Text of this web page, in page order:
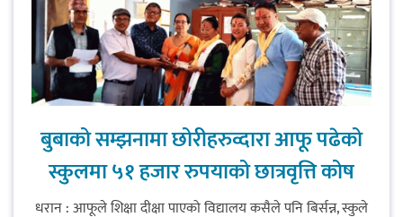
प्रदेश अधिकार विहीन भएकोले सरकार
फेरबदल गर्न दलहरूलाई अस्थिरताको
खेल सजिलो : पूर्व प्रदेश प्रमुख तुम्बाहाङ
सङ्खुवासभामा सिलिचोङ स्वास्थ्य
कार्यसम्पादनमा पहिलो
बुबाको सम्झनामा छोरीहरुव्दारा आफू पढेको
स्कुलमा ५१ हजार रुपयाको छात्रवृत्ति कोष
धरान : आफूले शिक्षा दीक्षा पाएको विद्यालय कसैले पनि बिर्सन्न, स्कुले